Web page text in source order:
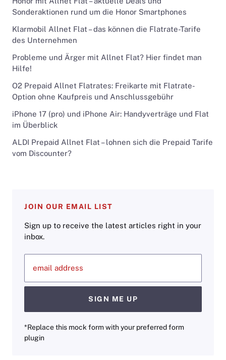
Sonderaktionen rund um die Honor Smartphones
Klarmobil Allnet Flat – das können die Flatrate-Tarife
des Unternehmen
Probleme und Ärger mit Allnet Flat? Hier findet man
Hilfe!
O2 Prepaid Allnet Flatrates: Freikarte mit Flatrate-
Option ohne Kaufpreis und Anschlussgebühr
iPhone 17 (pro) und iPhone Air: Handyverträge und Flat
im Überblick
ALDI Prepaid Allnet Flat – lohnen sich die Prepaid Tarife
vom Discounter?
JOIN OUR EMAIL LIST
Sign up to receive the latest articles right in your
inbox.
email address
SIGN ME UP
*Replace this mock form with your preferred form
plugin